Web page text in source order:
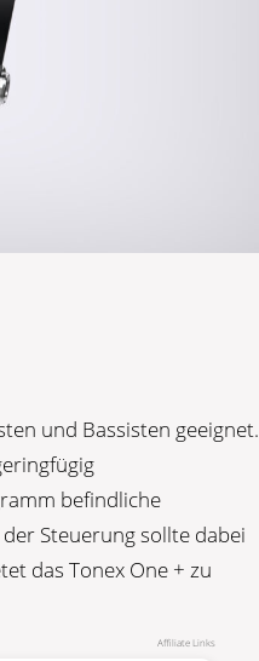
und Bassisten geeignet.
befindliche
Steuerung sollte dabei
das Tonex One + zu
Affiliate Links